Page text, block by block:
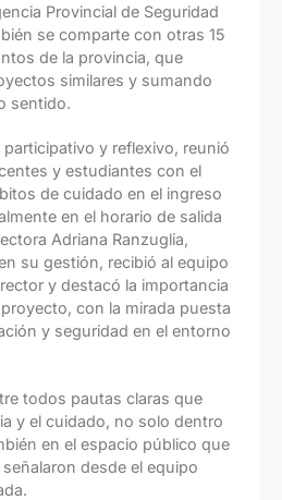
Provincial de Seguridad
se comparte con otras 15
de la provincia, que
similares y sumando
sentido.
y reflexivo, reunió
y estudiantes con el
de cuidado en el ingreso
en el horario de salida
Adriana Ranzuglia,
su gestión, recibió al equipo
y destacó la importancia
con la mirada puesta
y seguridad en el entorno
todos pautas claras que
y el cuidado, no solo dentro
en el espacio público que
desde el equipo